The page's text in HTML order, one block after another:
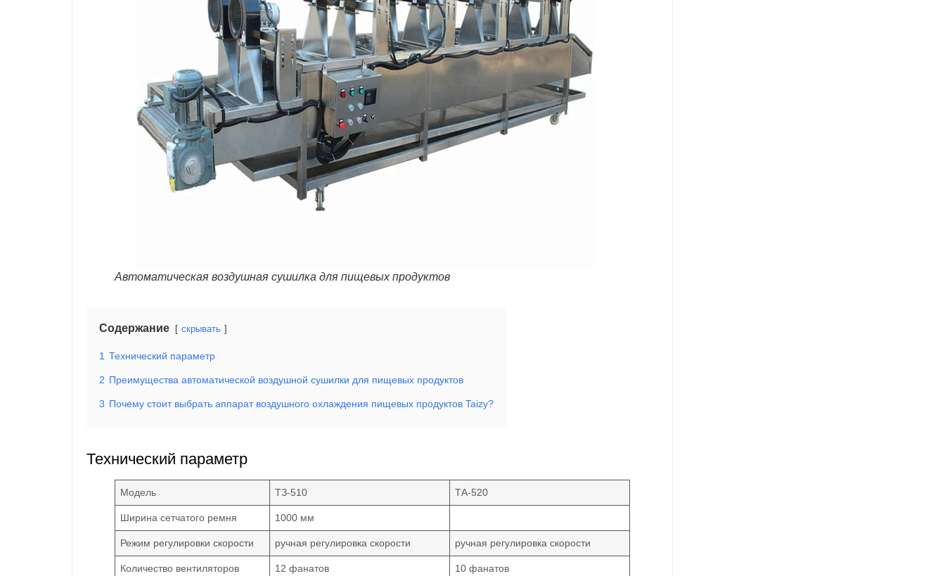
Автоматическая воздушная сушилка для пищевых продуктов
Содержание скрывать
1 Технический параметр
2 Преимущества автоматической воздушной сушилки для пищевых продуктов
3 Почему стоит выбрать аппарат воздушного охлаждения пищевых продуктов Taizy?
Технический параметр
Модель ТЗ-510 ТА-520
Ширина сетчатого ремня 1000 мм
Режим регулировки скорости ручная регулировка скорости ручная регулировка скорости
Количество вентиляторов 12 фанатов 10 фанатов